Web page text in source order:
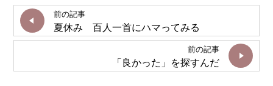
前の記事
夏休み 百人一首にハマってみる
前の記事
「良かった」を探すんだ